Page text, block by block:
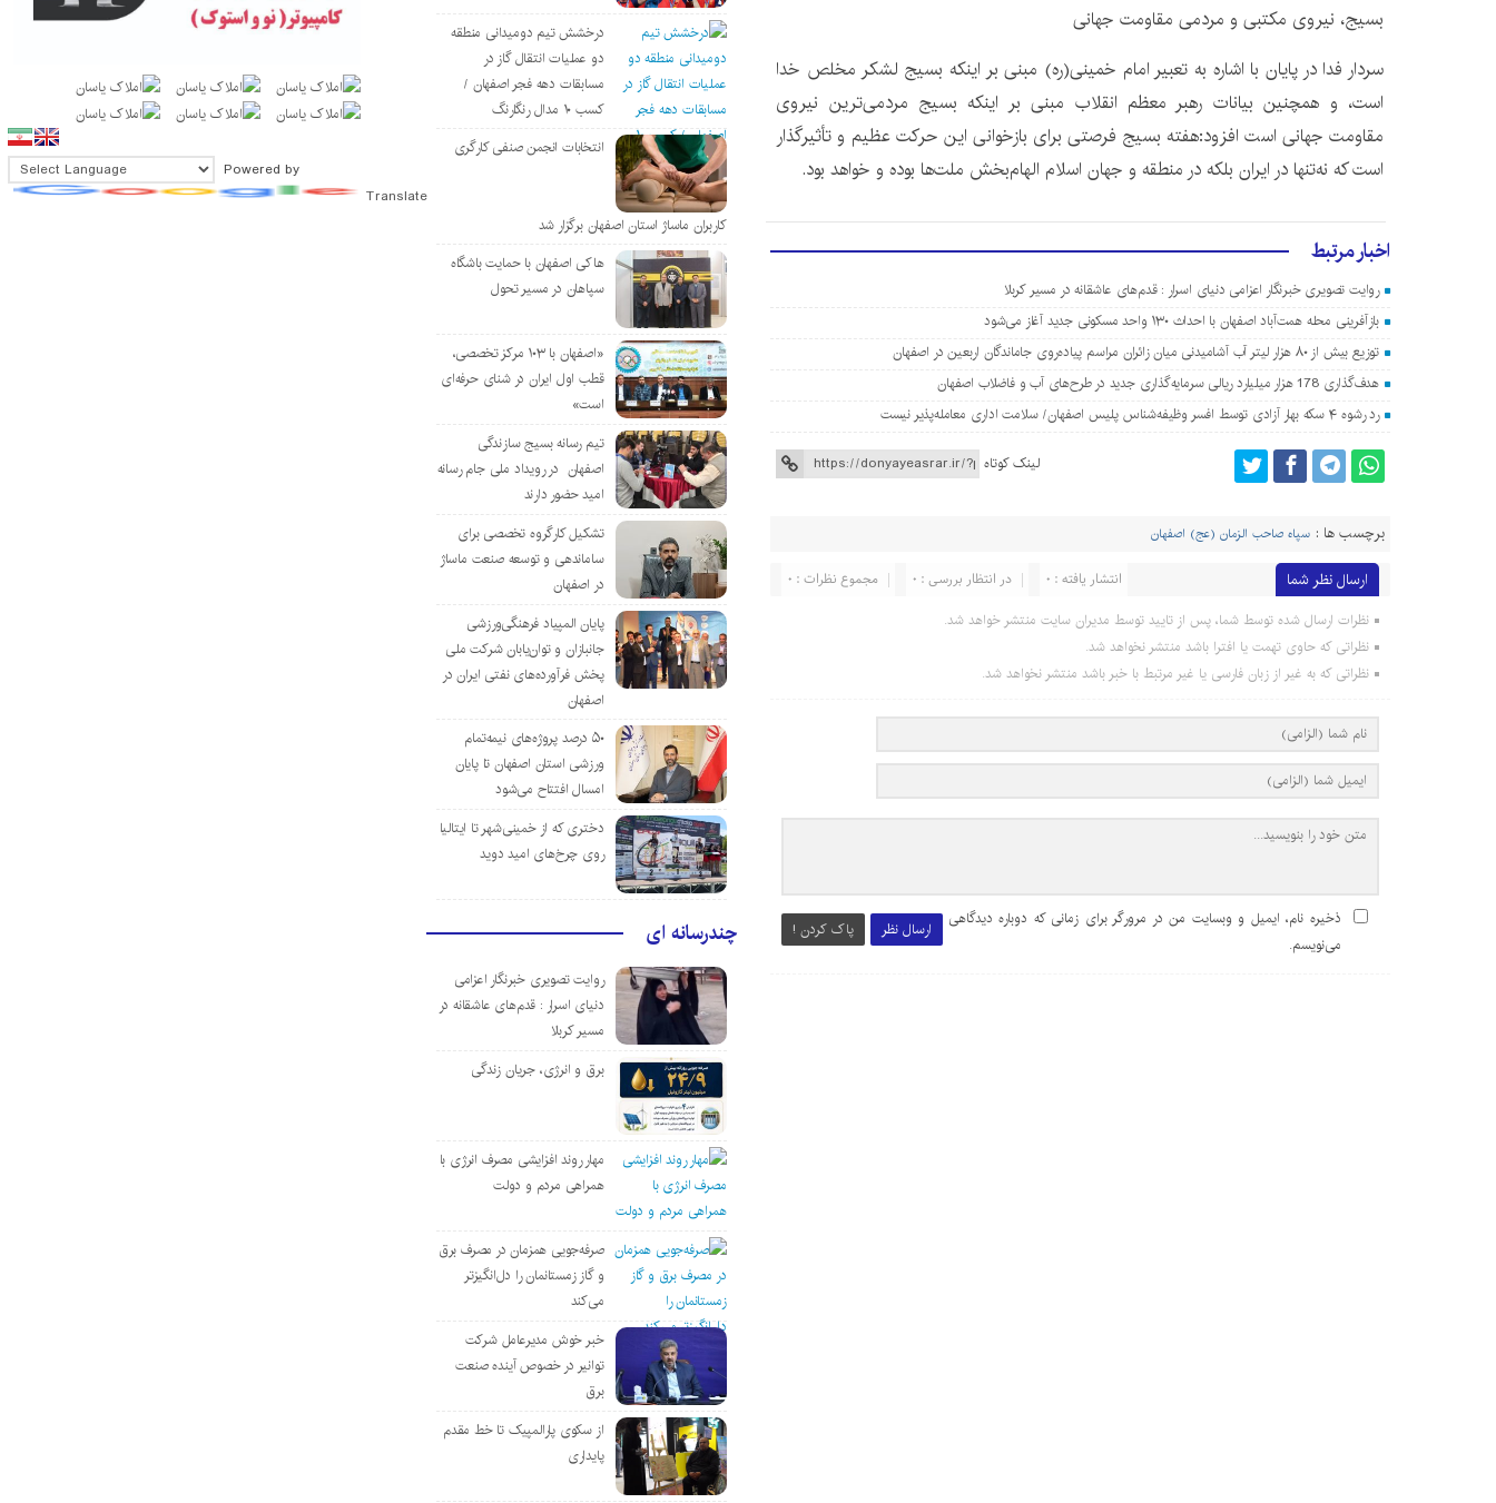
بسیج، نیروی مکتبی و مردمی مقاومت جهانی
سردار فدا در پایان با اشاره به تعبیر امام خمینی(ره) مبنی بر اینکه بسیج لشکر مخلص خدا
است، و همچنین بیانات رهبر معظم انقلاب مبنی بر اینکه بسیج مردمی‌ترین نیروی
مقاومت جهانی است افزود:هفته بسیج فرصتی برای بازخوانی این حرکت عظیم و تأثیرگذار
است که نه‌تنها در ایران بلکه در منطقه و جهان اسلام الهام‌بخش ملت‌ها بوده و خواهد بود.
اخبار مرتبط
روایت تصویری خبرنگار اعزامی دنیای اسرار : قدم‌های عاشقانه در مسیر کربلا
بازآفرینی محله همت‌آباد اصفهان با احداث ۱۳۰ واحد مسکونی جدید آغاز می‌شود
توزیع بیش از ۸۰ هزار لیتر آب آشامیدنی میان زائران مراسم پیاده‌روی جاماندگان اربعین در اصفهان
هدف‌گذاری 178 هزار میلیارد ریالی سرمایه‌گذاری جدید در طرح‌های آب و فاضلاب اصفهان
رد رشوه ۴ سکه بهار آزادی توسط افسر وظیفه‌شناس پلیس اصفهان/ سلامت اداری معامله‌پذیر نیست
لینک کوتاه
برچسب ها : سپاه صاحب الزمان (عج) اصفهان
ارسال نظر شما مجموع نظرات : 0 در انتظار بررسی : 0 انتشار یافته : 0
نظرات ارسال شده توسط شما، پس از تایید توسط مدیران سایت منتشر خواهد شد.
نظراتی که حاوی تهمت یا افترا باشد منتشر نخواهد شد.
نظراتی که به غیر از زبان فارسی یا غیر مرتبط با خبر باشد منتشر نخواهد شد.
ارسال نظر پاک کردن !
ذخیره نام، ایمیل و وبسایت من در مرورگر برای زمانی که دوباره دیدگاهی
می‌نویسم.
درخشش تیم دومیدانی منطقه
دو عملیات انتقال گاز در
مسابقات دهه فجر اصفهان /
کسب ۱۰ مدال رنگارنگ
انتخابات انجمن صنفی کارگری
کاربران ماساژ استان اصفهان برگزار شد
هاکی اصفهان با حمایت باشگاه
سپاهان در مسیر تحول
«اصفهان با ۱۰۳ مرکز تخصصی،
قطب اول ایران در شنای حرفه‌ای
است»
تیم رسانه بسیج سازندگی
اصفهان در رویداد ملی جام رسانه
امید حضور دارند
تشکیل کارگروه تخصصی برای
ساماندهی و توسعه صنعت ماساژ
در اصفهان
پایان المپیاد فرهنگی‌ورزشی
جانبازان و توان‌یابان شرکت ملی
پخش فرآورده‌های نفتی ایران در
اصفهان
۵۰ درصد پروژه‌های نیمه‌تمام
ورزشی استان اصفهان تا پایان
امسال افتتاح می‌شود
دختری که از خمینی‌شهر تا ایتالیا
روی چرخ‌های امید دوید
چندرسانه ای
روایت تصویری خبرنگار اعزامی
دنیای اسرار : قدم‌های عاشقانه در
مسیر کربلا
برق و انرژی، جریان زندگی
مهار روند افزایشی مصرف انرژی با
همراهی مردم و دولت
صرفه‌جویی همزمان در مصرف برق
و گاز زمستانمان را دل‌انگیزتر
می‌کند
خبر خوش مدیرعامل شرکت
توانیر در خصوص آینده صنعت
برق
از سکوی پارالمپیک تا خط مقدم
پایداری
Powered by
Translate